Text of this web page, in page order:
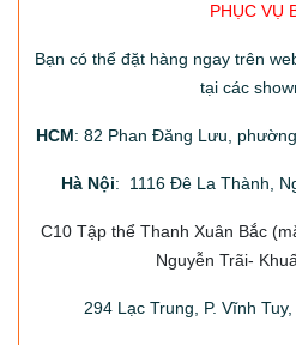
PHỤC VỤ
Bạn có thể đặt hàng ngay trên
tại các
HCM: 82 Phan Đăng Lưu,
Hà Nội: 1116 Đê La Thành,
C10 Tập thể Thanh Xuân Bắc
Nguyễn Trãi-
294Lạc Trung, P. Vĩnh